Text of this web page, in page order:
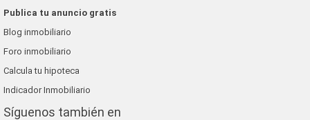
Publica tu anuncio gratis
Blog inmobiliario
Foro inmobiliario
Calcula tu hipoteca
Indicador Inmobiliario
Síguenos también en